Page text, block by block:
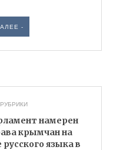
-
намерен
крымчан на
языка в